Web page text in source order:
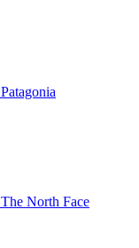
Patagonia
The North Face